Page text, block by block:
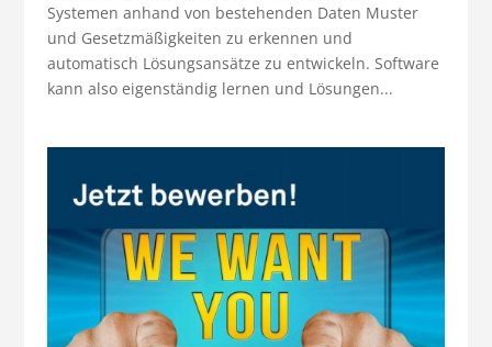
Systemen anhand von bestehenden Daten Muster
und Gesetzmäßigkeiten zu erkennen und
automatisch Lösungsansätze zu entwickeln. Software
kann also eigenständig lernen und Lösungen...